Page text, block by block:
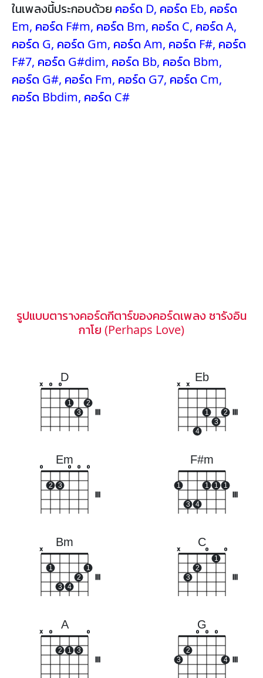
ในเพลงนี้ประกอบด้วย คอร์ด D, คอร์ด Eb, คอร์ด
Em, คอร์ด F#m, คอร์ด Bm, คอร์ด C, คอร์ด A,
คอร์ด G, คอร์ด Gm, คอร์ด Am, คอร์ด F#, คอร์ด
F#7, คอร์ด G#dim, คอร์ด Bb, คอร์ด Bbm,
คอร์ด G#, คอร์ด Fm, คอร์ด G7, คอร์ด Cm,
คอร์ด Bbdim, คอร์ด C#
รูปแบบตารางคอร์ดกีตาร์ของคอร์ดเพลง ซารังอิน
กาโย (Perhaps Love)
D
x o o
1
3
2
Eb
x x
4
1
3
2
Em
o
2 3
o o o
F#m
1
3 4
1 1 1
Bm
x
1
3 4
2
1
C
x
3
2
o
1
o
A
x o
2 1 3
o
G
3
2
o o o
4